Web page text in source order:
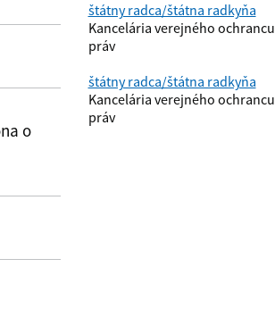
o
štátny radca/štátna radkyňa
Kancelária verejného ochrancu
práv
štátny radca/štátna radkyňa
Kancelária verejného ochrancu
práv